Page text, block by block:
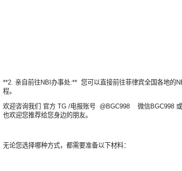
**2. 亲自前往NBI办事处:** 您可以直接前往菲律宾全国各地的
程。
欢迎咨询我们 官方 TG /电报账号 @BGC998 微信BGC998
也欢迎您推荐给您身边的朋友。
无论您选择哪种方式，都需要准备以下材料：